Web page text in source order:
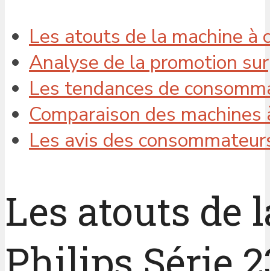
Les atouts de la machine à
Analyse de la promotion
Les tendances de
Comparaison des
Les avis des
Les atouts de